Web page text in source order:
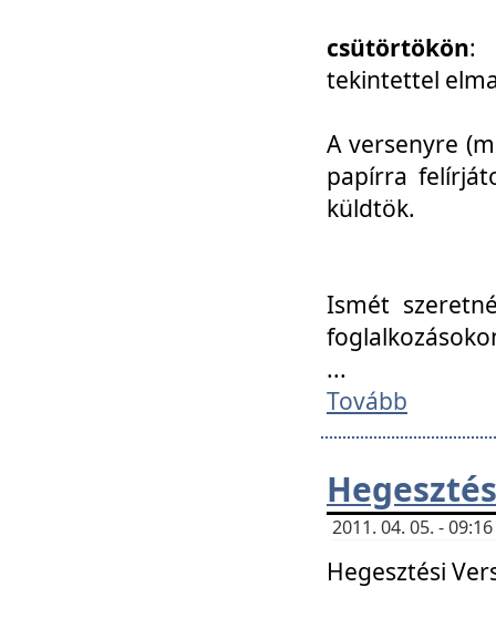
csütörtökön:
tekintettel
A versenyre
papírra
küldtök.
Ismét
...
Tovább
2011. 04. 05. -
Hegesztési